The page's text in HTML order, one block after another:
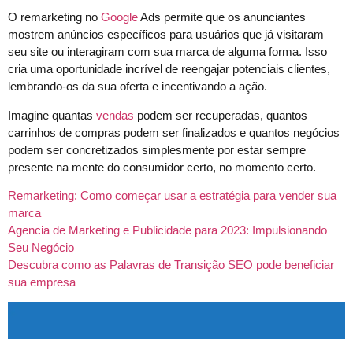
O remarketing no GoogleAds permite que os anunciantes
mostrem anúncios específicos para usuários que já visitaram
seu site ou interagiram com sua marca de alguma forma. Isso
cria uma oportunidade incrível de reengajar potenciais clientes,
lembrando-os da sua oferta e incentivando a ação.
Imagine quantas vendas podem ser recuperadas, quantos
carrinhos de compras podem ser finalizados e quantos negócios
podem ser concretizados simplesmente por estar sempre
presente na mente do consumidor certo, no momento certo.
Remarketing: Como começar usar a estratégia para vender sua
marca
Agencia de Marketing e Publicidade para 2023: Impulsionando
Seu Negócio
Descubra como as Palavras de Transição SEO pode beneficiar
sua empresa